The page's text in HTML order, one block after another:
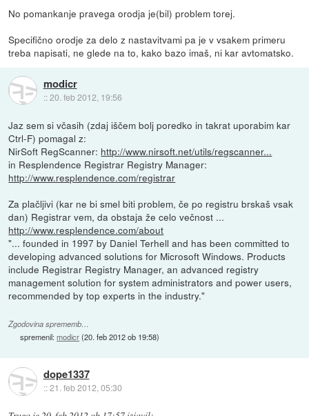
No pomankanje pravega orodja je(bil) problem torej.
Specifično orodje za delo z nastavitvami pa je v vsakem primeru
treba napisati, ne glede na to, kako bazo imaš, ni kar avtomatsko.
modicr
::20. feb 2012, 19:56
Jaz sem si včasih (zdaj iščem bolj poredko in takrat uporabim kar
Ctrl-F) pomagal z:
NirSoft RegScanner: http://www.nirsoft.net/utils/regscanner...
in Resplendence Registrar Registry Manager:
http://www.resplendence.com/registrar
Za plačljivi (kar ne bi smel biti problem, če po registru brskaš vsak
dan) Registrar vem, da obstaja že celo večnost ...
http://www.resplendence.com/about
"... founded in 1997 by Daniel Terhell and has been committed to
developing advanced solutions for Microsoft Windows. Products
include Registrar Registry Manager, an advanced registry
management solution for system administrators and power users,
recommended by top experts in the industry."
Zgodovina sprememb…
spremenil:modicr(20. feb 2012 ob 19:58)
dope1337
::21. feb 2012, 05:30